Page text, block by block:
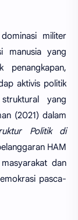
militer
manusia yang
aktivis politik
yang
(2021) dalam
Politik di
HAM
dan
pasca-